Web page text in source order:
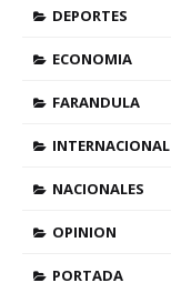
DEPORTES
ECONOMIA
FARANDULA
INTERNACIONAL
NACIONALES
OPINION
PORTADA